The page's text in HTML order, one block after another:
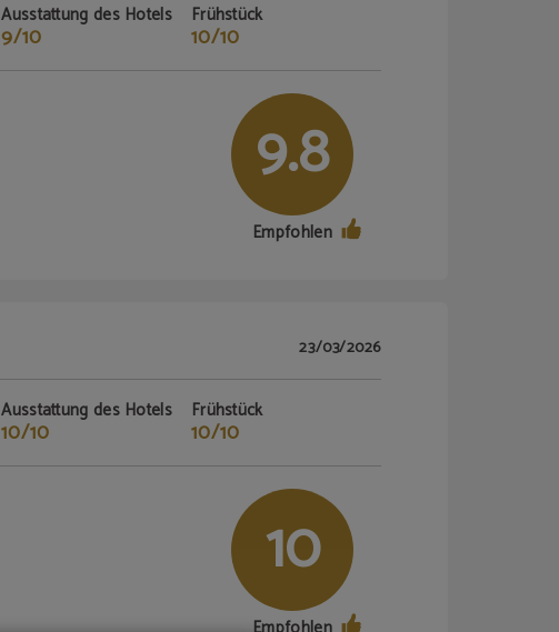
Ausstattung des Hotels
9/10
Frühstück
10/10
9.8
Empfohlen
23/03/2026
Ausstattung des Hotels
10/10
Frühstück
10/10
10